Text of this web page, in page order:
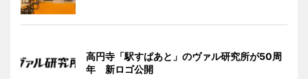
高円寺「駅すぱあと」のヴァル研究所が50周
年 新ロゴ公開